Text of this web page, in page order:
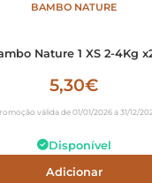
BAMBO NATURE
Nature 1 XS 2-4Kg
5,30€
válida de 01/01/2026 a 31/12/
Disponível
Adicionar